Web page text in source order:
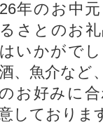
年のお中
さとのお
いかがで
、魚介など
お好みに
しておりま